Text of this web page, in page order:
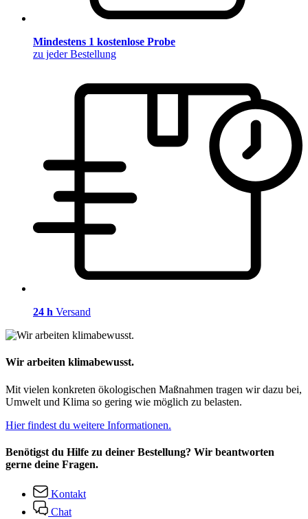
Mindestens 1 kostenlose Probe
zu jeder Bestellung
24 h Versand
Wir arbeiten klimabewusst.
Mit vielen konkreten ökologischen Maßnahmen tragen wir dazu bei,
Umwelt und Klima so gering wie möglich zu belasten.
Hier findest du weitere Informationen.
Benötigst du Hilfe zu deiner Bestellung? Wir beantworten
gerne deine Fragen.
Kontakt
Chat